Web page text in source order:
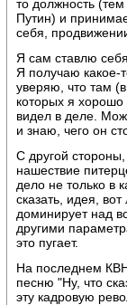
то должность
Путин) и
себя,
Я сам ставлю
Я получаю какое-
уверяю, что там
которых я
видел в деле.
и знаю, чего он
С другой
нашествие
дело не только в
сказать, идея,
доминирует над
другими
это пугает.
На последнем
песню "Ну, что
эту кадровую